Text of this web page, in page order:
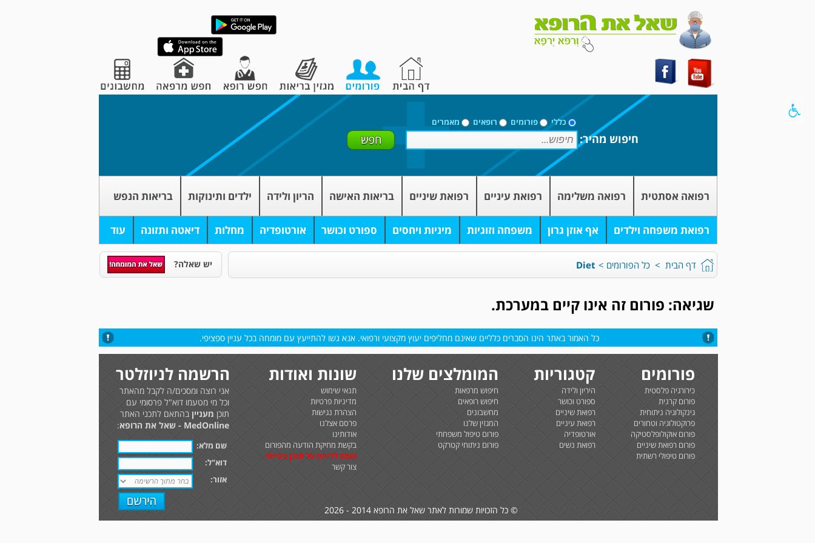
כללי פורומים רופאים מאמרים
חיפוש מהיר:
רפואה אסתטית רפואה משלימה רפואת עיניים רפואת שיניים בריאות האישה הריון ולידה ילדים ותינוקות בריאות הנפש
רפואת משפחה וילדים אף אוזן גרון משפחה וזוגיות מיניות ויחסים ספורט וכושר אורטופדיה מחלות דיאטה ותזונה עוד
דף הבית > כל הפורומים >
Diet יש שאלה?
שגיאה: פורום זה אינו קיים במערכת.
כל האמור באתר הינו הסברים כלליים שאינם מחליפים יעוץ מקצועי ורפואי. אנא גשו להתייעץ עם מומחה בכל עניין ספציפי.
פורומים
כירורגיה פלסטית
פורום קרנית
גינקולוגיה ניתוחית
פרוקטולוגיה וטחורים
פורום אוקולופלסטיקה
פורום רפואת שיניים
פורום טיפולי רשתית
קטגוריות
היריון ולידה
ספורט וכושר
רפואת שיניים
רפואת עיניים
אורטופדיה
רפואת נשים
המומלצים שלנו
חיפוש מרפאות
חיפוש רופאים
מחשבונים
המגזין שלנו
פורום טיפול משפחתי
פורום ניתוחי קטרקט
שונות ואודות
תנאי שימוש
מדיניות פרטיות
הצהרת נגישות
פרסם אצלנו
אודותינו
בקשת מחיקת הודעה מהפורום
טופס לדיווח על תוכן בעייתי
צור קשר
הרשמה לניוזלטר
אני רוצה ומסכים/ה לקבל מהאתר
וכל מי מטעמו דוא"ל פרסומי עם
תוכן מענייןבהתאם לתכני האתר
MedOnline - שאל את הרופא
:
שם מלא:
דוא"ל:
אזור:
© כל הזכויות שמורות לאתר שאל את הרופא 2014 - 2026